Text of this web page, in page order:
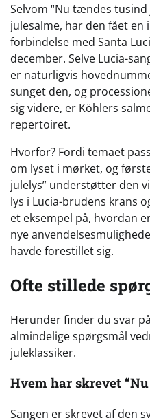
Selvom “Nu tændes
julesalme, har den fået
forbindelse med Santa
december. Selve Lucia-
er naturligvis
sunget den, og
sig videre, er Köhlers
repertoiret.
Hvorfor? Fordi temaet
om lyset i mørket, og
julelys” understøtter den
lys i Lucia-brudens krans
et eksempel på, hvordan
nye
havde forestillet sig.
Ofte stillede
Herunder finder du svar
almindelige spørgsmål
juleklassiker.
Hvem har skrevet
Sangen er skrevet af den